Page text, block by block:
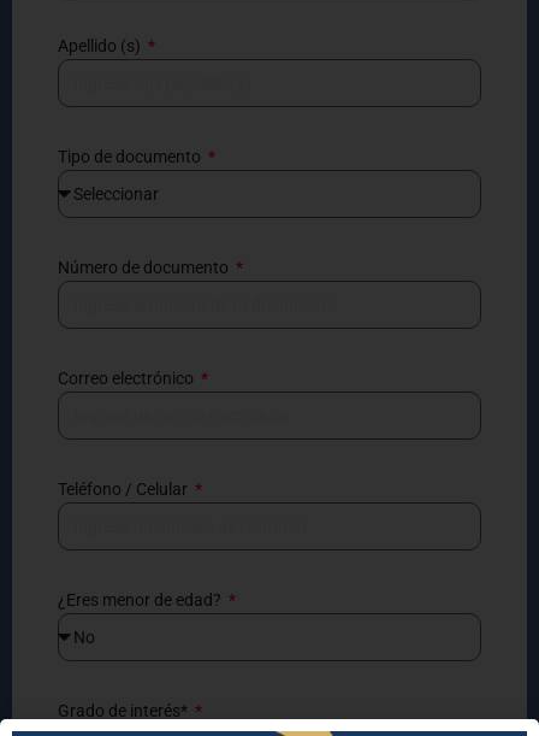
Apellido (s)
Tipo de documento
Número de documento
Correo electrónico
Teléfono / Celular
¿Eres menor de edad?
Grado de interés*